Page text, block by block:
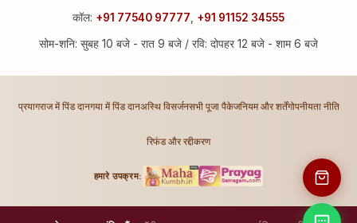
कॉल: +91 77540 97777 +91 91152 34555
सोम-शनि: सुबह 10 बजे - रात 9 बजे / रवि: दोपहर 12 बजे - शाम 6 बजे
प्रयागराज में पिंड दानगया में पिंड दानअस्थि विसर्जनसभी पूजा पैकेजनियम और शर्तेंगोपनीयता नीति
रिफंड और रद्दीकरण
हमारे उपक्रम: